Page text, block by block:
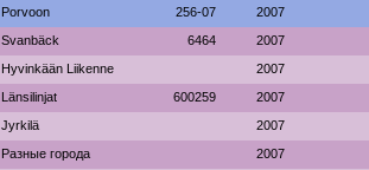
Porvoon 256-07 2007
Svanbäck 6464 2007
Hyvinkään Liikenne 2007
Länsilinjat 600259 2007
Jyrkilä 2007
Разные города 2007